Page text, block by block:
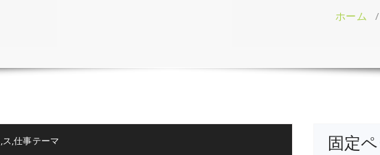
ホーム /
,ス,仕事テーマ 固定